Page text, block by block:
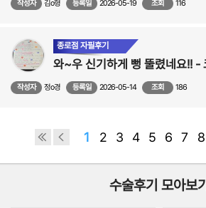
작성자 김o형 등록일 2026-05-19 조회 116
종로점 자필후기
작성자 정o경 등록일 2026-05-14 조회 186
1 2 3 4 5 6 7 8
수술후기 모아보기